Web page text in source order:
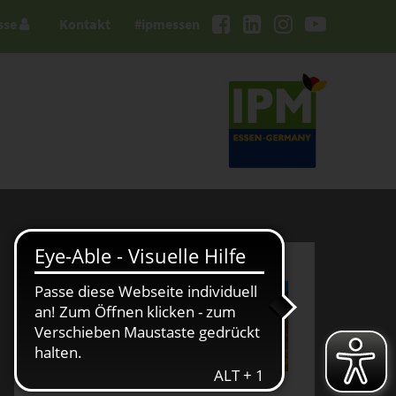
#ipmessen
Kontakt